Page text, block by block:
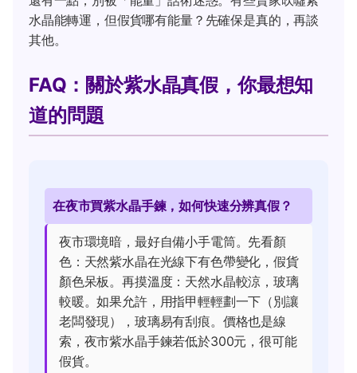
水晶能轉運，但假貨哪有能量？先確保是真的，再談
其他。
FAQ：關於紫水晶真假，你最想知
道的問題
在夜市買紫水晶手鍊，如何快速分辨真假？
夜市環境暗，最好自備小手電筒。先看顏
色：天然紫水晶在光線下有色帶變化，假貨
顏色呆板。再摸溫度：天然水晶較涼，玻璃
較暖。如果允許，用指甲輕輕劃一下（別讓
老闆發現），玻璃易有刮痕。價格也是線
索，夜市紫水晶手鍊若低於300元，很可能
假貨。